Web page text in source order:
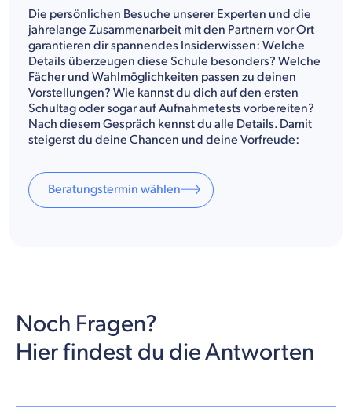
Die persönlichen Besuche unserer Experten und die
jahrelange Zusammenarbeit mit den Partnern vor Ort
garantieren dir spannendes Insiderwissen: Welche
Details überzeugen diese Schule besonders? Welche
Fächer und Wahlmöglichkeiten passen zu deinen
Vorstellungen? Wie kannst du dich auf den ersten
Schultag oder sogar auf Aufnahmetests vorbereiten?
Nach diesem Gespräch kennst du alle Details. Damit
steigerst du deine Chancen und deine Vorfreude:
Beratungstermin wählen
Noch Fragen?
Hier findest du die Antworten